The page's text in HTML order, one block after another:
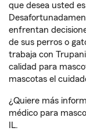
que desea usted
enfrentan
de sus perros o
trabaja con
calidad para
mascotas el
¿Quiere más
médico para
IL.